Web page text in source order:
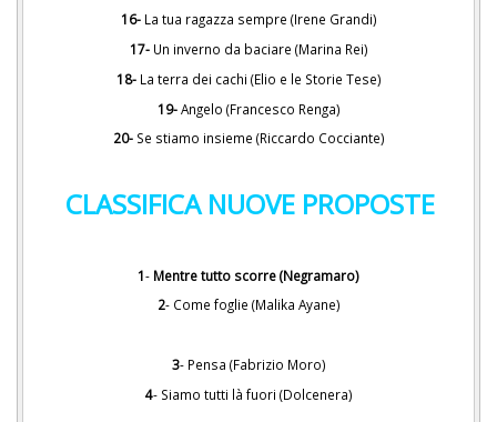
16-La tua ragazza sempre (Irene Grandi)
17-Un inverno da baciare (Marina Rei)
18-La terra dei cachi (Elio e le Storie Tese)
19-Angelo (Francesco Renga)
20-Se stiamo insieme (Riccardo Cocciante)
CLASSIFICA NUOVE PROPOSTE
1- Mentre tutto scorre (Negramaro)
2- Come foglie (Malika Ayane)
3- Pensa (Fabrizio Moro)
4- Siamo tutti là fuori (Dolcenera)